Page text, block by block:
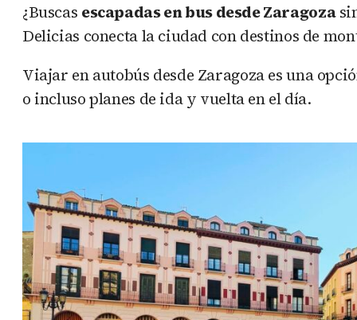
¿Buscas escapadas en bus desde Zaragoza
Delicias conecta la ciudad con destinos de
Viajar en autobús desde Zaragoza es una
o incluso planes de ida y vuelta en el día.